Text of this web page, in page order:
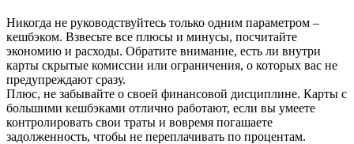
Никогда не руководствуйтесь только одним параметром –
кешбэком. Взвесьте все плюсы и минусы, посчитайте
экономию и расходы. Обратите внимание, есть ли внутри
карты скрытые комиссии или ограничения, о которых вас не
предупреждают сразу.
Плюс, не забывайте о своей финансовой дисциплине. Карты с
большими кешбэками отлично работают, если вы умеете
контролировать свои траты и вовремя погашаете
задолженность, чтобы не переплачивать по процентам.